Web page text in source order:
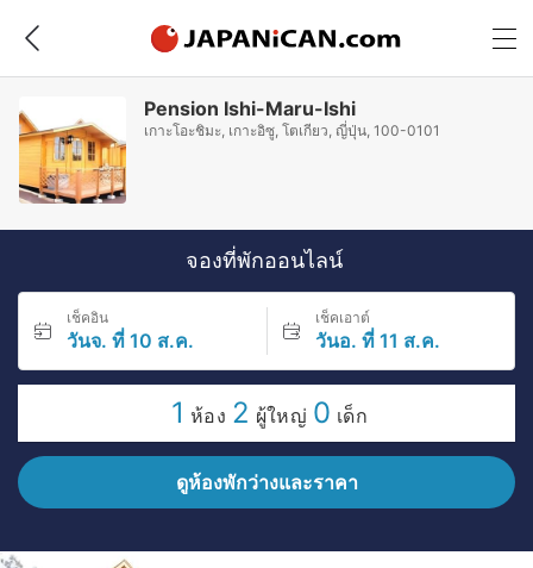
Pension Ishi-Maru-Ishi
เกาะโอะชิมะ, เกาะอิซู, โตเกียว, ญี่ปุ่น, 100-0101
จองที่พักออนไลน์
เช็คอิน
วันจ. ที่ 10 ส.ค.
เช็คเอาต์
วันอ. ที่ 11 ส.ค.
1 ห้อง 2 ผู้ใหญ่ 0 เด็ก
ดูห้องพักว่างและราคา